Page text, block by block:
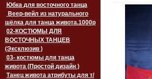
Юбка для восточного танца
Веер-вейл из натурального
шёлка для танца живота.1000p
02-КОСТЮМЫ ДЛЯ
ВОСТОЧНЫХ ТАНЦЕВ
(Эксклюзив )
03- костюмы для танца
живота (Простой дизайн )
Танец живота атрибуты для т/